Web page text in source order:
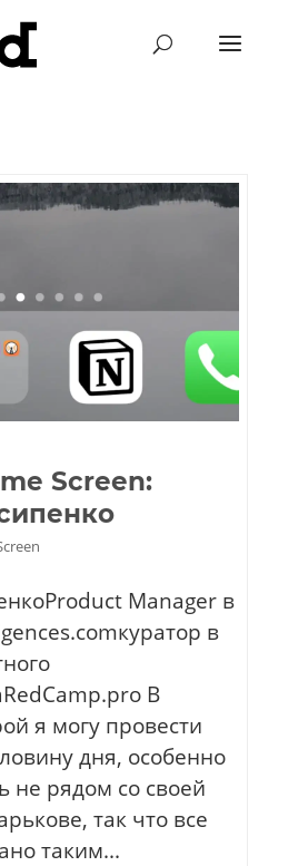
Screen:
Manager в
в
В
я могу провести
дня, особенно
не рядом со своей
так что все
таким...